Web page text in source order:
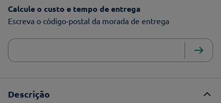
Calcule o custo e tempo de entrega
Escreva o código-postal da morada de entrega
Descrição